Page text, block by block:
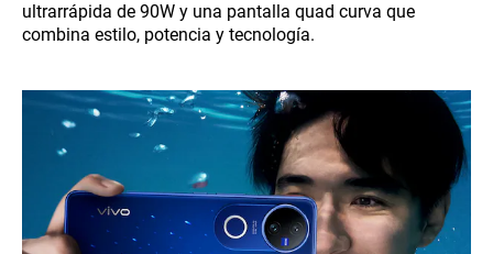
ultrarrápida de 90W y una pantalla quad curva que
combina estilo, potencia y tecnología.